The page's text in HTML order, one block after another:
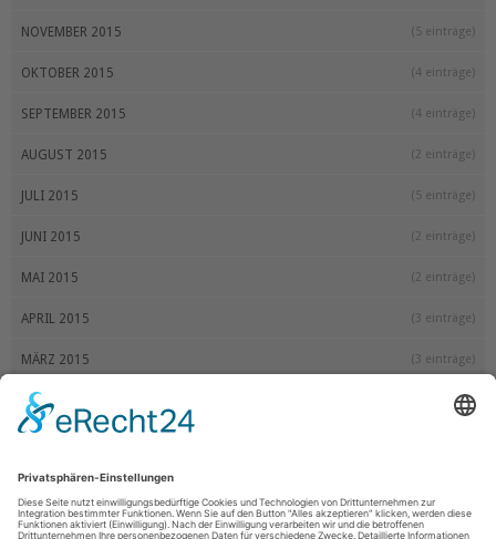
NOVEMBER 2015 (5 einträge)
OKTOBER 2015 (4 einträge)
SEPTEMBER 2015 (4 einträge)
AUGUST 2015 (2 einträge)
JULI 2015 (5 einträge)
JUNI 2015 (2 einträge)
MAI 2015 (2 einträge)
APRIL 2015 (3 einträge)
MÄRZ 2015 (3 einträge)
FEBRUAR 2015 (2 einträge)
2014
DEZEMBER 2014 (3 einträge)